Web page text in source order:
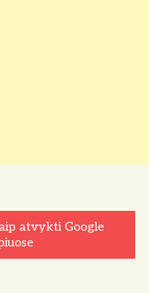
atvykti Google